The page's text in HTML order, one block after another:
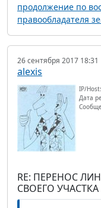
продолжение по
правообладателя
26 сентября 2017 18:31
alexis
IP/
Дата
RE: ПЕРЕНОС
СВОЕГО УЧАСТКА